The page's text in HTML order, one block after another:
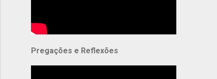
Pregações e Reflexões